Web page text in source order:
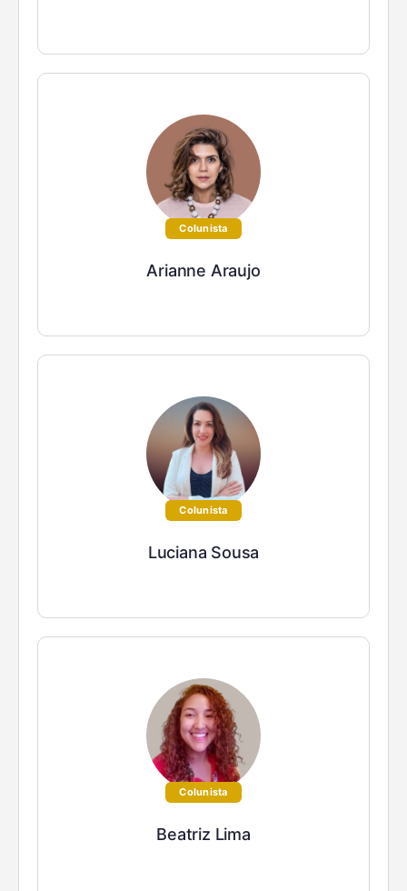
Colunista
Arianne Araujo
Colunista
Luciana Sousa
Colunista
Beatriz Lima